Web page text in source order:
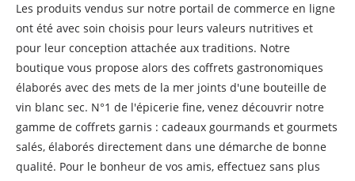
Les produits vendus sur notre portail de commerce en ligne
ont été avec soin choisis pour leurs valeurs nutritives et
pour leur conception attachée aux traditions. Notre
boutique vous propose alors des coffrets gastronomiques
élaborés avec des mets de la mer joints d'une bouteille de
vin blanc sec. N°1 de l'épicerie fine, venez découvrir notre
gamme de coffrets garnis : cadeaux gourmands et gourmets
salés, élaborés directement dans une démarche de bonne
qualité. Pour le bonheur de vos amis, effectuez sans plus